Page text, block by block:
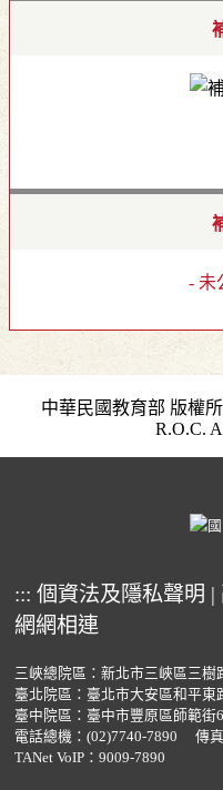
- 未
中華民國教育部 版權
R.O.C.
::: 個資法及隱私聲明 |
網網相連
三峽總院區：新北市三峽區三樹
臺北院區：臺北市大安區和平東
臺中院區：臺中市豐原區師範街
電話總機： (02)7740-7890
傳
TANet VoIP：9009-7890